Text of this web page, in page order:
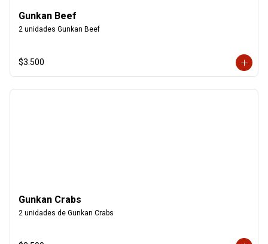
Gunkan Beef
2 unidades Gunkan Beef
$3.500
Gunkan Crabs
2 unidades de Gunkan Crabs